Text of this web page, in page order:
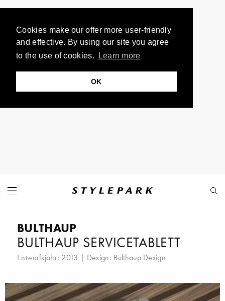
Cookies make our offer more user-friendly
and effective. By using our site you agree
to the use of cookies.
Learn more
OK
BULTHAUP
BULTHAUP SERVICETABLETT
Entwurfsjahr: 2013 | Design: Bulthaup Design